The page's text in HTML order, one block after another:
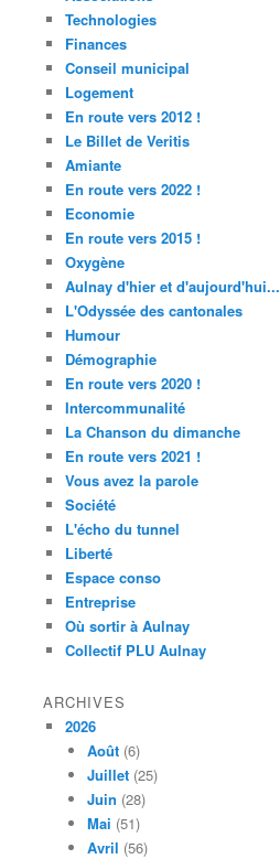
Technologies
Finances
Conseil municipal
Logement
En route vers 2012 !
Le Billet de Veritis
Amiante
En route vers 2022 !
Economie
En route vers 2015 !
Oxygène
Aulnay d'hier et d'aujourd'hui...
L'Odyssée des cantonales
Humour
Démographie
En route vers 2020 !
Intercommunalité
La Chanson du dimanche
En route vers 2021 !
Vous avez la parole
Société
L'écho du tunnel
Liberté
Espace conso
Entreprise
Où sortir à Aulnay
Collectif PLU Aulnay
ARCHIVES
2026
Août (6)
Juillet (25)
Juin (28)
Mai (51)
Avril (56)